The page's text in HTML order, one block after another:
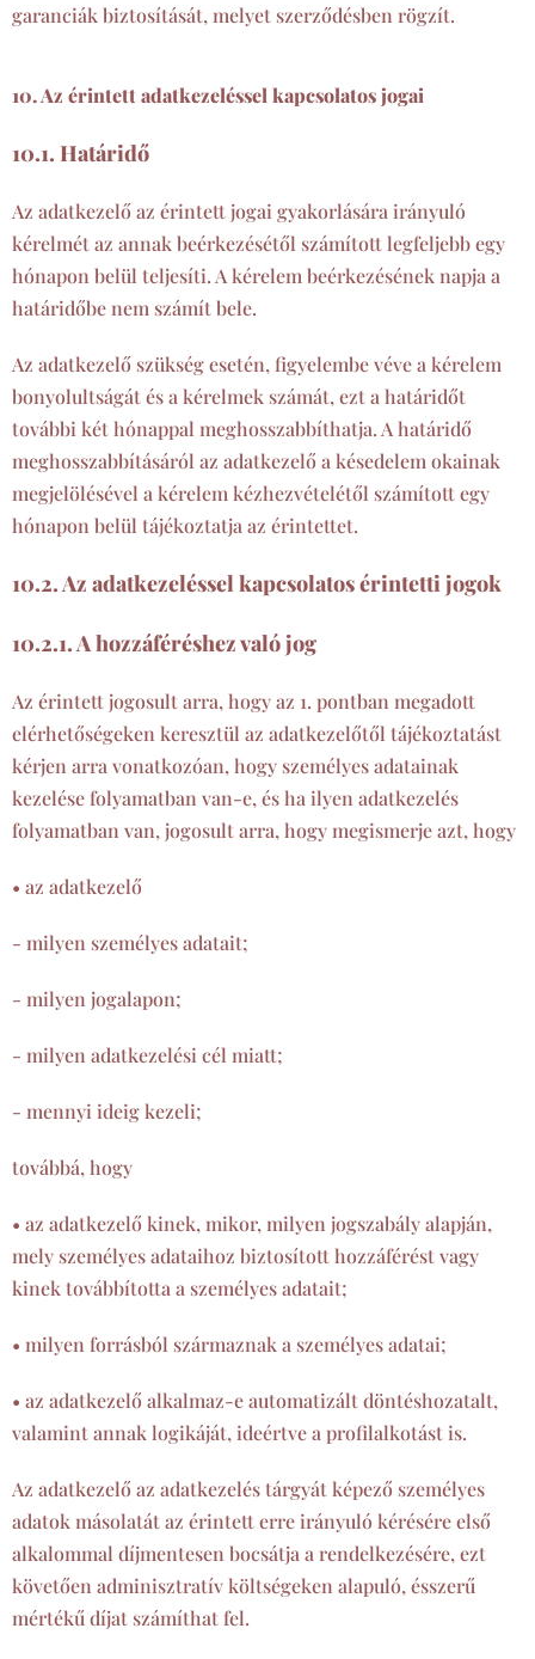
garanciák biztosítását, melyet szerződésben rögzít.
10. Az érintett adatkezeléssel kapcsolatos jogai
10.1. Határidő
Az adatkezelő az érintett jogai gyakorlására irányuló
kérelmét az annak beérkezésétől számított legfeljebb egy
hónapon belül teljesíti. A kérelem beérkezésének napja a
határidőbe nem számít bele.
Az adatkezelő szükség esetén, figyelembe véve a kérelem
bonyolultságát és a kérelmek számát, ezt a határidőt
további két hónappal meghosszabbíthatja. A határidő
meghosszabbításáról az adatkezelő a késedelem okainak
megjelölésével a kérelem kézhezvételétől számított egy
hónapon belül tájékoztatja az érintettet.
10.2. Az adatkezeléssel kapcsolatos érintetti jogok
10.2.1. A hozzáféréshez való jog
Az érintett jogosult arra, hogy az 1. pontban megadott
elérhetőségeken keresztül az adatkezelőtől tájékoztatást
kérjen arra vonatkozóan, hogy személyes adatainak
kezelése folyamatban van-e, és ha ilyen adatkezelés
folyamatban van, jogosult arra, hogy megismerje azt, hogy
• az adatkezelő
- milyen személyes adatait;
- milyen jogalapon;
- milyen adatkezelési cél miatt;
- mennyi ideig kezeli;
továbbá, hogy
• az adatkezelő kinek, mikor, milyen jogszabály alapján,
mely személyes adataihoz biztosított hozzáférést vagy
kinek továbbította a személyes adatait;
• milyen forrásból származnak a személyes adatai;
• az adatkezelő alkalmaz-e automatizált döntéshozatalt,
valamint annak logikáját, ideértve a profilalkotást is.
Az adatkezelő az adatkezelés tárgyát képező személyes
adatok másolatát az érintett erre irányuló kérésére első
alkalommal díjmentesen bocsátja a rendelkezésére, ezt
követően adminisztratív költségeken alapuló, ésszerű
mértékű díjat számíthat fel.